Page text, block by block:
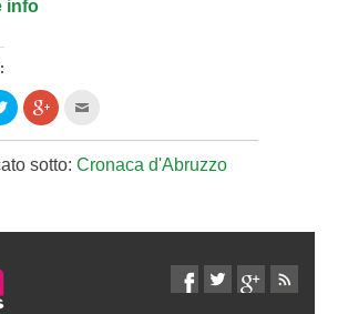
info
Clicca
per
condividere
su
Twitter
(Si
finestra)
Clicca
per
su
Google+
(Si
finestra)
l'articolo
via
mail
apre
sotto: Cronaca d'Abruzzo